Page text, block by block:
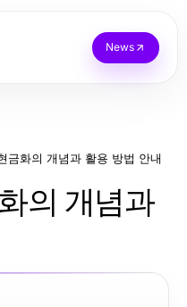
News
금화의 개념과 활용 방법 안내
의 개념과